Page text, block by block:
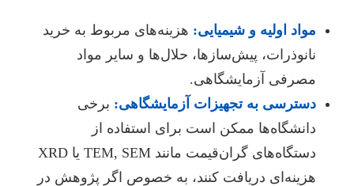
مواد اولیه و شیمیایی: هزینه‌های مربوط به خرید
نانوذرات، پیش‌سازها، حلال‌ها و سایر مواد
مصرفی آزمایشگاهی.
دسترسی به تجهیزات آزمایشگاهی: برخی
دانشگاه‌ها ممکن است برای استفاده از
دستگاه‌های گران‌قیمت مانند TEM, SEM یا XRD
هزینه‌ای دریافت کنند، به خصوص اگر پژوهش در